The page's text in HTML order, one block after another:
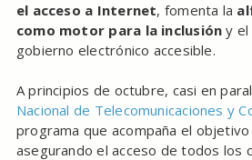
el acceso a Internet, fomenta la
como motor para la inclusión y el
gobierno electrónico accesible.
A principios de octubre, casi en
Nacional de Telecomunicaciones y
programa que acompaña el
asegurando el acceso de todos los